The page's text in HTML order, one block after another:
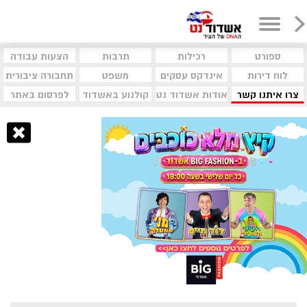
ספורט רכילות תרבות
הצעות עבודה
לוח דירות
אינדקס עסקים משפט
תחבורה ציבורית
צרו איתנו קשר
אודות אשדוד נט קולנוע באשדוד לפרסום באתר